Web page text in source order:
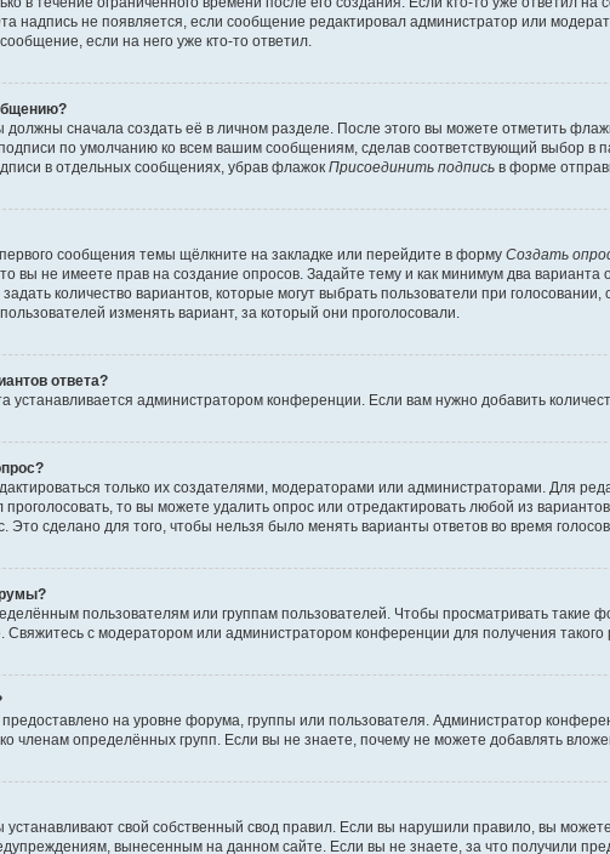
надпись не появляется, если сообщение редактировал администратор или
если на него уже кто-то ответил.
сначала создать её в личном разделе. После этого вы можете отметить
по умолчанию ко всем вашим сообщениям, сделав соответствующий выбор
в отдельных сообщениях, убрав флажок Присоединить подпись в форме
сообщения темы щёлкните на закладке или перейдите в форму Создать
вы не имеете прав на создание опросов. Задайте тему и как минимум два
количество вариантов, которые могут выбрать пользователи при
изменять вариант, за который они проголосовали.
ответа?
устанавливается администратором конференции. Если вам нужно добавить
только их создателями, модераторами или администраторами. Для
то вы можете удалить опрос или отредактировать любой из
Это сделано для того, чтобы нельзя было менять варианты ответов во время
пользователям или группам пользователей. Чтобы просматривать такие
Свяжитесь с модератором или администратором конференции для получения
на уровне форума, группы или пользователя. Администратор
членам определённых групп. Если вы не знаете, почему не можете добавлять
свой собственный свод правил. Если вы нарушили правило, вы
вынесенным на данном сайте. Если вы не знаете, за что получили